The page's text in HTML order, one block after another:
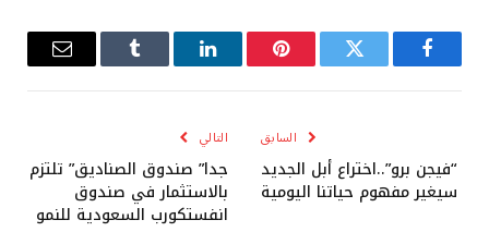
فيسبوك تويتر بينتيريستلينكدإن Tumblr
البريد
السابق
“فيجن برو”..اختراع أبل الجديد
سيغير مفهوم حياتنا اليومية
التالي
جدا” صندوق الصناديق” تلتزم
بالاستثمار في صندوق
انفستكورب السعودية للنمو